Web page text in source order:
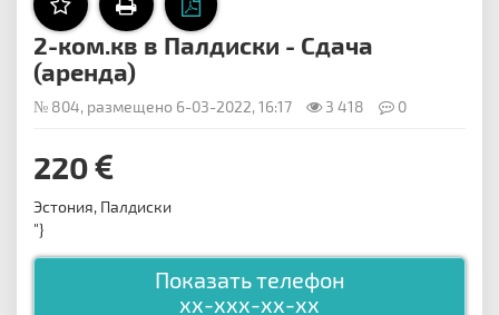
2-ком.кв в Палдиски - Сдача
(аренда)
№ 804, размещено 6-03-2022, 16:17 3 418 0
220
Эстония, Палдиски
"}
Показать телефон
xx-xxx-xx-xx